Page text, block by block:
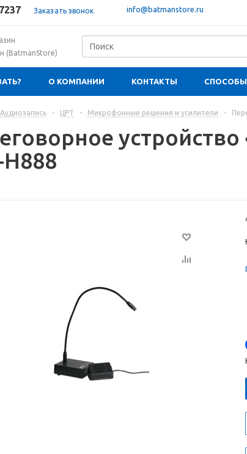
Заказать звонок info@batmanstore.ru
(BatmanStore)
О КОМПАНИИ КОНТАКТЫ
Аудиозапись - ЦРТ - Микрофонные решения и усилители -
H888